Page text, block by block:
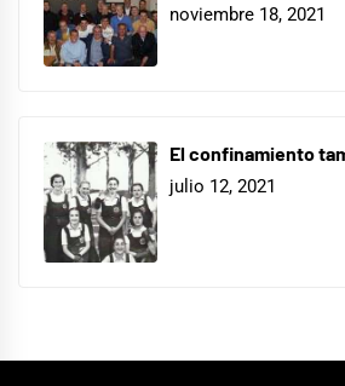
noviembre 18, 2021
El confinamiento
julio 12, 2021